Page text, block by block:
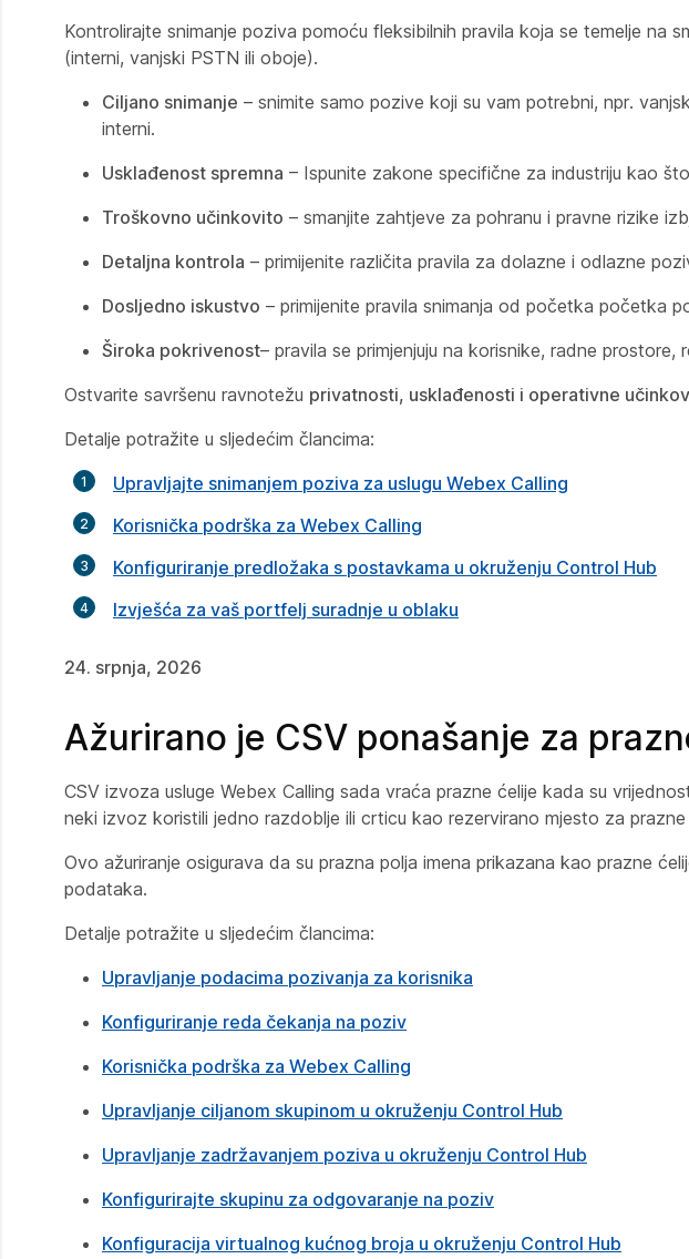
Kontrolirajte snimanje poziva pomoću fleksibilnih pravila koja se temelje na
(interni, vanjski PSTN ili oboje).
Ciljano snimanje – snimite samo pozive koji su vam potrebni, npr.
interni.
Usklađenost spremna – Ispunite zakone specifične za industriju kao
Troškovno učinkovito – smanjite zahtjeve za pohranu i pravne rizike
Detaljna kontrola – primijenite različita pravila za dolazne i odlazne
Dosljedno iskustvo – primijenite pravila snimanja od početka početka
Široka pokrivenost– pravila se primjenjuju na korisnike, radne
Ostvarite savršenu ravnotežu privatnosti, usklađenosti i operativne
Detalje potražite u sljedećim člancima:
Upravljajte snimanjem poziva za uslugu Webex Calling
Korisnička podrška za Webex Calling
Konfiguriranje predložaka s postavkama u okruženju Control Hub
Izvješća za vaš portfelj suradnje u oblaku
24. srpnja, 2026
Ažurirano je CSV ponašanje za
CSV izvoza usluge Webex Calling sada vraća prazne ćelije kada su
neki izvoz koristili jedno razdoblje ili crticu kao rezervirano mjesto za
Ovo ažuriranje osigurava da su prazna polja imena prikazana kao prazne
podataka.
Detalje potražite u sljedećim člancima:
Upravljanje podacima pozivanja za korisnika
Konfiguriranje reda čekanja na poziv
Korisnička podrška za Webex Calling
Upravljanje ciljanom skupinom u okruženju Control Hub
Upravljanje zadržavanjem poziva u okruženju Control Hub
Konfigurirajte skupinu za odgovaranje na poziv
Konfiguracija virtualnog kućnog broja u okruženju Control Hub